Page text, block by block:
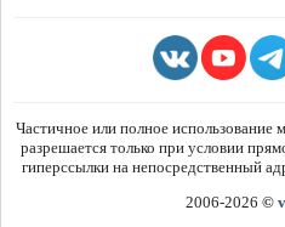
Частичное или полное использование
разрешается только при условии
гиперссылки на непосредственный
2006-2026 ©